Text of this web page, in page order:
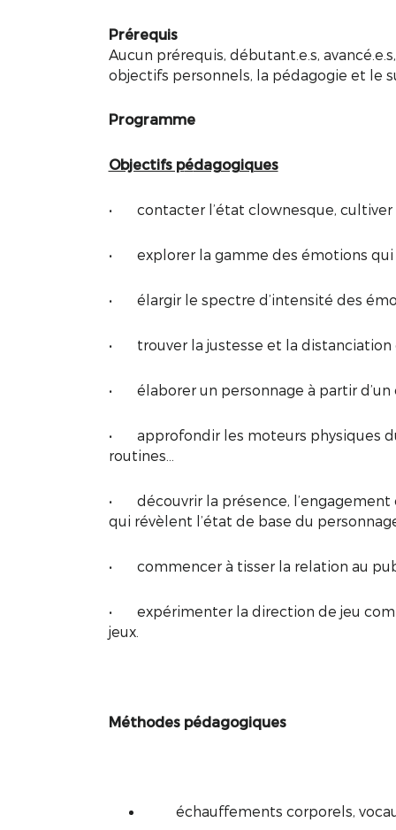
Prérequis
Aucun prérequis, débutant.e.s,
objectifs personnels, la pédagogie et le
Programme
Objectifs pédagogiques
• contacter l’état clownesque, cultiver
• explorer la gamme des émotions qui
• élargir le spectre d’intensité des
• trouver la justesse et la distanciation
• élaborer un personnage à partir
• approfondir les moteurs physiques
routines...
• découvrir la présence, l’engagement
qui révèlent l’état de base du
• commencer à tisser la relation au
• expérimenter la direction de jeu
jeux.
Méthodes pédagogiques
 échauffements corporels,